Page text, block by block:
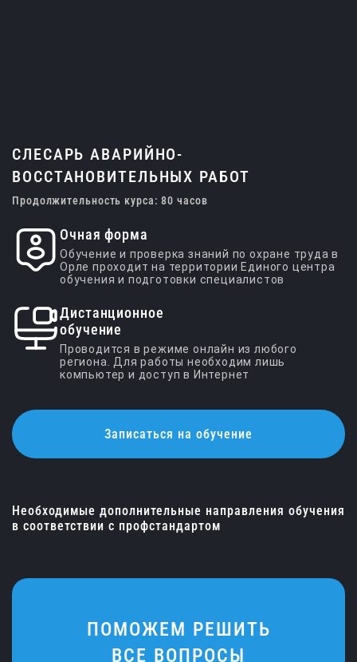
СЛЕСАРЬ АВАРИЙНО-
ВОССТАНОВИТЕЛЬНЫХ РАБОТ
Продолжительность курса: 80 часов
Очная форма
Обучение и проверка знаний по охране труда в
Орле проходит на территории Единого центра
обучения и подготовки специалистов
Дистанционное
обучение
Проводится в режиме онлайн из любого
региона. Для работы необходим лишь
компьютер и доступ в Интернет
Записаться на обучение
Необходимые дополнительные направления обучения
в соответствии с профстандартом
ПОМОЖЕМ РЕШИТЬ
ВСЕ ВОПРОСЫ
По вопросам обучения
+7 (8452) 42-77-01
Электронная почта